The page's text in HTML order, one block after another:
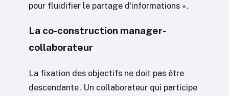
pour fluidifier le partage d’informations ».
La co-construction manager-
collaborateur
La fixation des objectifs ne doit pas être
descendante. Un collaborateur qui participe